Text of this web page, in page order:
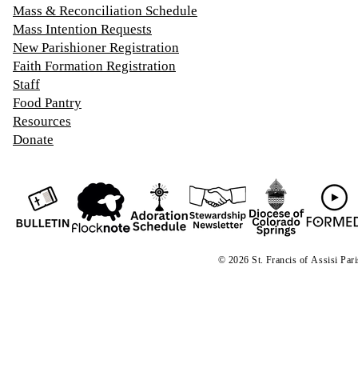
Mass & Reconciliation Schedule
Mass Intention Requests
New Parishioner Registration
Faith Formation Registration
Staff
Food Pantry
Resources
Donate
© 2026 St. Francis ofAssisi